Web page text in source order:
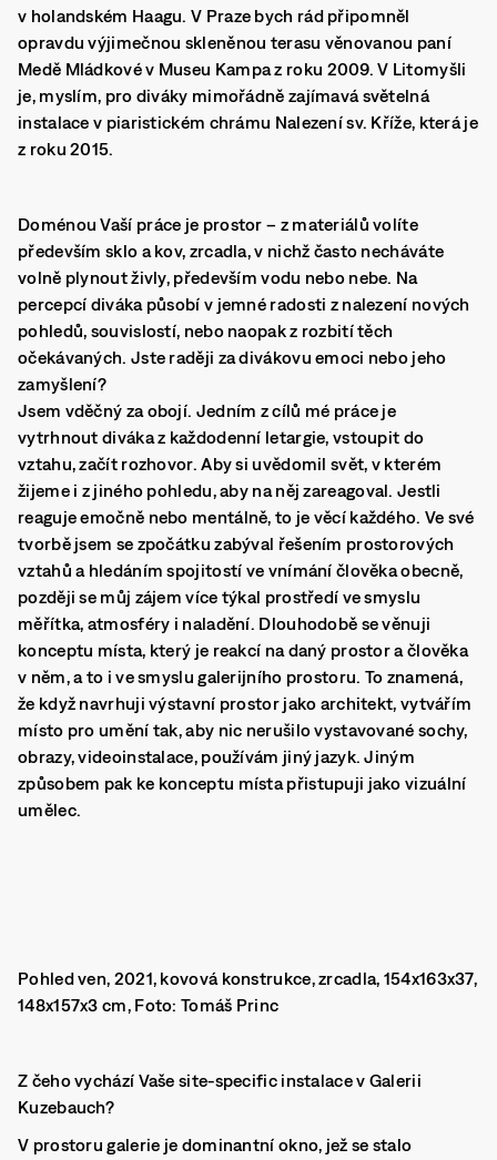
v holandském Haagu. V Praze bych rád připomněl
opravdu výjimečnou skleněnou terasu věnovanou paní
Medě Mládkové v Museu Kampa z roku 2009. V Litomyšli
je, myslím, pro diváky mimořádně zajímavá světelná
instalace v piaristickém chrámu Nalezení sv. Kříže, která je
z roku 2015.
Doménou Vaší práce je prostor – z materiálů volíte
především sklo a kov, zrcadla, v nichž často necháváte
volně plynout živly, především vodu nebo nebe. Na
percepcí diváka působí v jemné radosti z nalezení nových
pohledů, souvislostí, nebo naopak z rozbití těch
očekávaných. Jste raději za divákovu emoci nebo jeho
zamyšlení?
Jsem vděčný za obojí. Jedním z cílů mé práce je
vytrhnout diváka z každodenní letargie, vstoupit do
vztahu, začít rozhovor. Aby si uvědomil svět, v kterém
žijeme i z jiného pohledu, aby na něj zareagoval. Jestli
reaguje emočně nebo mentálně, to je věcí každého. Ve své
tvorbě jsem se zpočátku zabýval řešením prostorových
vztahů a hledáním spojitostí ve vnímání člověka obecně,
později se můj zájem více týkal prostředí ve smyslu
měřítka, atmosféry i naladění. Dlouhodobě se věnuji
konceptu místa, který je reakcí na daný prostor a člověka
v něm, a to i ve smyslu galerijního prostoru. To znamená,
že když navrhuji výstavní prostor jako architekt, vytvářím
místo pro umění tak, aby nic nerušilo vystavované sochy,
obrazy, videoinstalace, používám jiný jazyk. Jiným
způsobem pak ke konceptu místa přistupuji jako vizuální
umělec.
Pohled ven, 2021, kovová konstrukce, zrcadla, 154x163x37,
148x157x3 cm, Foto: Tomáš Princ
Z čeho vychází Vaše site-specific instalace v Galerii
Kuzebauch?
V prostoru galerie je dominantní okno, jež se stalo